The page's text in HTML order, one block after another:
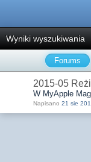
Wyniki wyszukiwania
Forums
2015-05
W MyApple
Napisano 21 sie